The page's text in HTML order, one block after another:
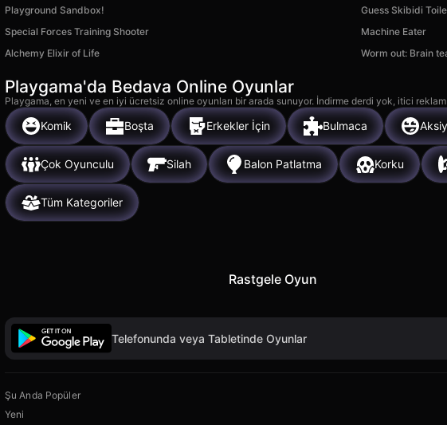
Playground Sandbox!
Guess Skibidi
Special Forces Training Shooter
Machine Eater
Alchemy Elixir of Life
Worm out: Brain
Playgama'da Bedava Online Oyunlar
Playgama, en yeni ve en iyi ücretsiz online oyunları bir arada sunuyor. İndirme derdi yok, itici
Komik Boşta Erkekler İçin Bulmaca
Çok Oyunculu Silah Balon Patlatma Korku
Tüm Kategoriler
Rastgele Oyun
Telefonunda veya Tabletinde Oyunlar
Şu Anda Popüler
Yeni